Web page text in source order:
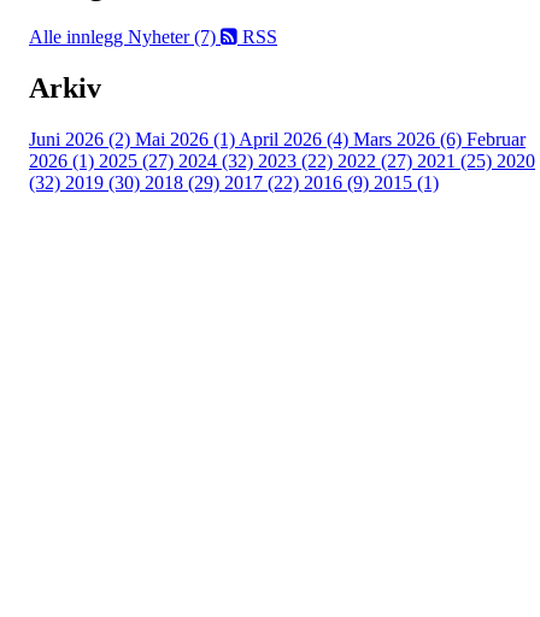
Alle innlegg Nyheter (7) RSS
Arkiv
Juni 2026 (2) Mai 2026 (1) April 2026 (4) Mars 2026 (6) Februar
2026 (1) 2025 (27) 2024 (32) 2023 (22) 2022 (27) 2021 (25) 2020
(32) 2019 (30) 2018 (29) 2017 (22) 2016 (9) 2015 (1)